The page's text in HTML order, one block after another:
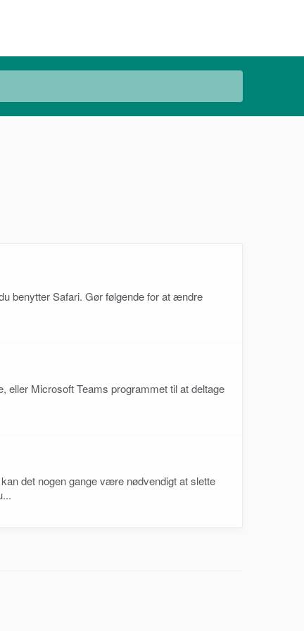
benytter Safari. Gør følgende for at ændre
eller Microsoft Teams programmet til at deltage
det nogen gange være nødvendigt at slette